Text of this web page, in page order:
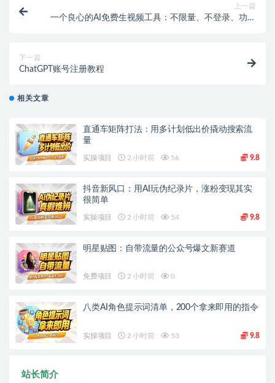
上一篇
一个良心的AI免费生视频工具：不限量、不登录、功能
下一篇
ChatGPT账号注册教程
相关文章
直通车矩阵打法：用多计划低出价撬动搜索流
量
实操项目 2 小时前 56 9.8
抖音新风口：用AI玩伪纪录片，涨粉变现其实
很简单
实操项目 2 小时前 54 9.8
明星贴图：自带流量的公众号爆文新赛道
免费项目 2 小时前 0
八类AI角色提示词清单，200个拿来即用的指令
实操项目 2 小时前 53 9.8
站长简介